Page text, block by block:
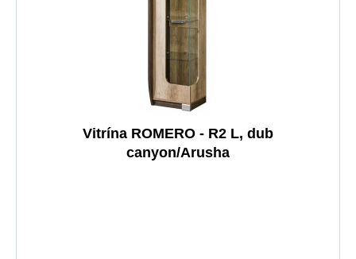
Vitrína ROMERO - R2 L, dub
canyon/Arusha